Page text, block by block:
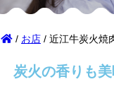
/ お店 / 近江牛炭火焼
炭火の香りも